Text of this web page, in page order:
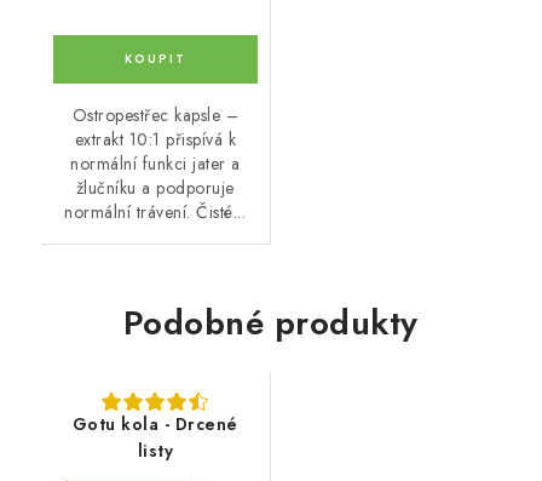
Ostropestřec kapsle –
extrakt 10:1 přispívá k
normální funkci jater a
žlučníku a podporuje
normální trávení. Čisté...
Podobné produkty
Gotu kola - Drcené
listy